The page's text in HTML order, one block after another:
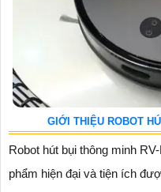
GIỚI THIỆU ROBOT
Robot hút bụi thông minh
phẩm hiện đại và tiện ích